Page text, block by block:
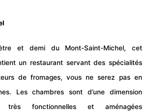
et demi du Mont-Saint-Michel, cet
un restaurant servant des spécialités
de fromages, vous ne serez pas en
Les chambres sont d’une dimension
très fonctionnelles et aménagées